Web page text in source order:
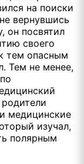
на поиски
вернувшись
он посвятил
своего
тем опасным
Тем не менее,
родители
медицинские
изучал,
полярным